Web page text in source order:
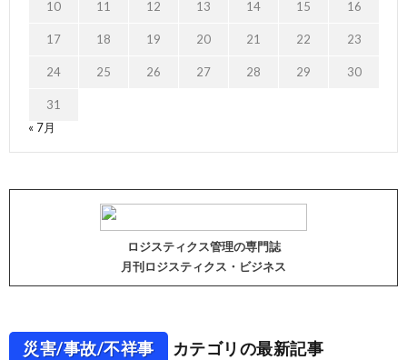
10 11 12 13 14 15 16
17 18 19 20 21 22 23
24 25 26 27 28 29 30
31
« 7月
ロジスティクス管理の専門誌
月刊ロジスティクス・ビジネス
災害/事故/不祥事 カテゴリの最新記事